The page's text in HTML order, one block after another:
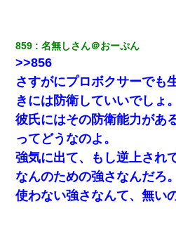
【GJ!】会社から帰宅中、広い駐車
発見。しかも「ヒィ～」みたいな声
て近寄ったら女の子がおっさんの下
私が遺産を相続。→それを知った義
「リフォーム費用を負担しろ！」「
浅ましくも集りにきた。
【唖然】帰宅したら旦那のスポーツ
立つし、すぐ見つかるかもしれませ
さんご存じですか？』
859 名無しさん＠おーぷん
>>856
さすがにプロボクサーでも
きには防衛していいでしょ。
彼氏にはその防衛能力があ
ってどうなのよ。
強気に出て、もし逆上され
なんのための強さなんだろ。
使わない強さなんて、無い